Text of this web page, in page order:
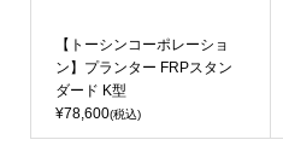
【トーシンコーポレーショ
ン】プランター FRPスタン
ダード K型
¥78,600(税込)